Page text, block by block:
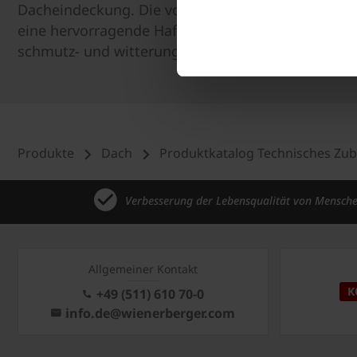
Dacheindeckung. Die vollflächige
eine hervorragende Haftung. Gleichzeitig ist das
schmutz- und witterungsanfällig.
Produkte Dach Produktkatalog Technisches
Verbesserung der Lebensqualität von
Allgemeiner Kontakt
+49 (511) 610 70-0
info.de@wienerberger.com